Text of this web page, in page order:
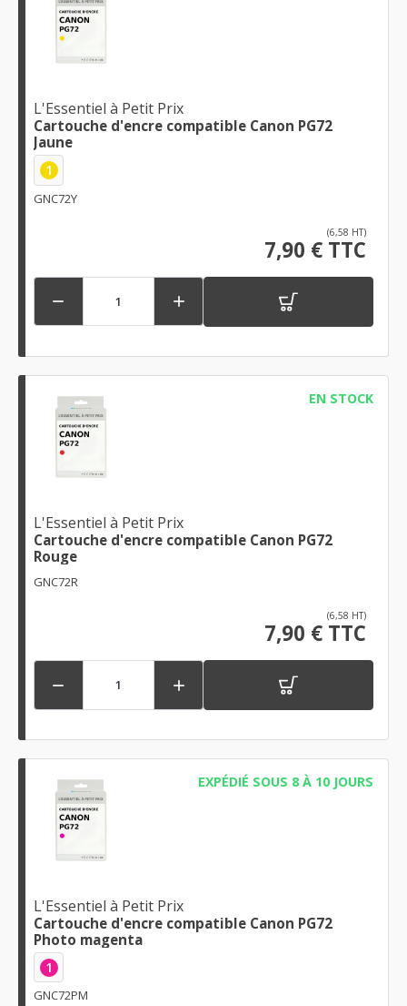
L'Essentiel à Petit Prix
Cartouche d'encre compatible Canon PG72
Jaune
1
GNC72Y
(6,58 HT)
7,90 € TTC
 
EN STOCK
L'Essentiel à Petit Prix
Cartouche d'encre compatible Canon PG72
Rouge
GNC72R
(6,58 HT)
7,90 € TTC
 
EXPÉDIÉ SOUS 8 À 10 JOURS
L'Essentiel à Petit Prix
Cartouche d'encre compatible Canon PG72
Photo magenta
1
GNC72PM